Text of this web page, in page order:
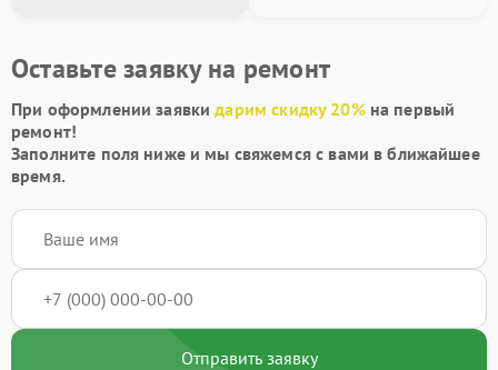
Оставьте заявку на ремонт
При оформлении заявкидарим скидку 20%на первый
ремонт!
Заполните поля ниже и мы свяжемся с вами в ближайшее
время.
Отправить заявку